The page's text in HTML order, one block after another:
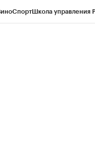
СпортШкола управления